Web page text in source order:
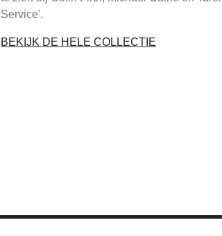
Service'.
BEKIJK DE HELE COLLECTIE